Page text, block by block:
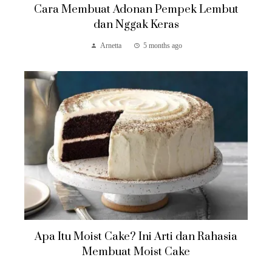
Cara Membuat Adonan Pempek Lembut
dan Nggak Keras
Arnetta 5 months ago
Apa Itu Moist Cake? Ini Arti dan Rahasia
Membuat Moist Cake